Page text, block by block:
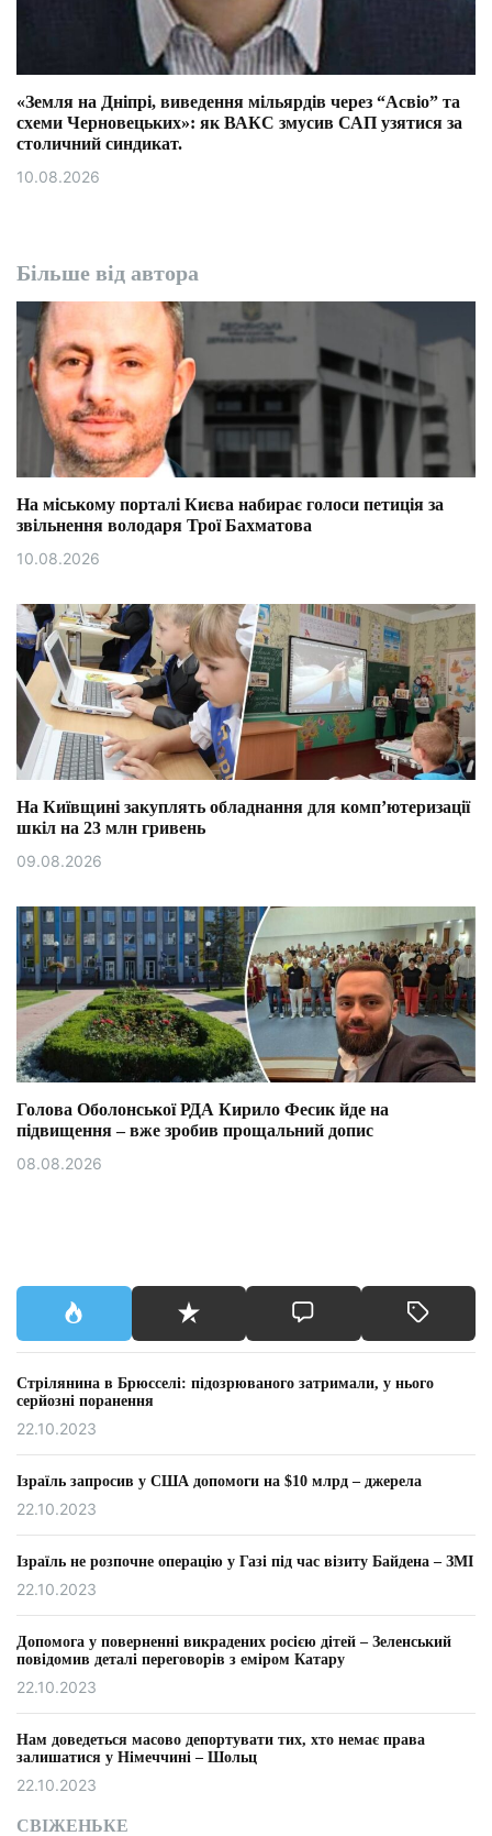
«Земля на Дніпрі, виведення мільярдів через “Асвіо” та
схеми Черновецьких»: як ВАКС змусив САП узятися за
столичний синдикат.
10.08.2026
Більше від автора
На міському порталі Києва набирає голоси петиція за
звільнення володаря Трої Бахматова
10.08.2026
На Київщині закуплять обладнання для комп’ютеризації
шкіл на 23 млн гривень
09.08.2026
Голова Оболонської РДА Кирило Фесик йде на
підвищення – вже зробив прощальний допис
08.08.2026
Стрілянина в Брюсселі: підозрюваного затримали, у нього
серйозні поранення
22.10.2023
Ізраїль запросив у США допомоги на $10 млрд – джерела
22.10.2023
Ізраїль не розпочне операцію у Газі під час візиту Байдена – ЗМІ
22.10.2023
Допомога у поверненні викрадених росією дітей – Зеленський
повідомив деталі переговорів з еміром Катару
22.10.2023
Нам доведеться масово депортувати тих, хто немає права
залишатися у Німеччині – Шольц
22.10.2023
СВІЖЕНЬКЕ